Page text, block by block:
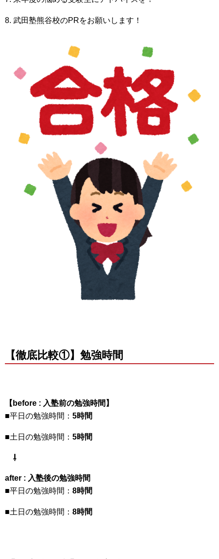
8. 武田塾熊谷校のPRをお願いします！
【徹底比較①】勉強時間
【before : 入塾前の勉強時間】
■平日の勉強時間： 5時間
■土日の勉強時間： 5時間
⇩
after : 入塾後の勉強時間
■平日の勉強時間： 8時間
■土日の勉強時間： 8時間